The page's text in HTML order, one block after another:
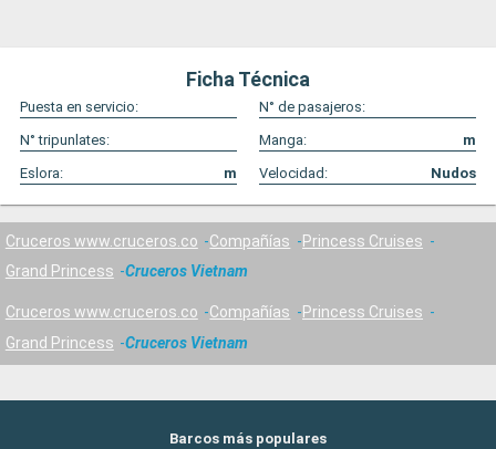
Ficha Técnica
Puesta en servicio:
N° de pasajeros:
N° tripunlates:
Manga:
m
Eslora:
m Velocidad: Nudos
Cruceros www.cruceros.co Compañías
Princess Cruises
Grand Princess
Cruceros Vietnam
Cruceros www.cruceros.co Compañías
Princess Cruises
Grand Princess
Cruceros Vietnam
Barcos más populares